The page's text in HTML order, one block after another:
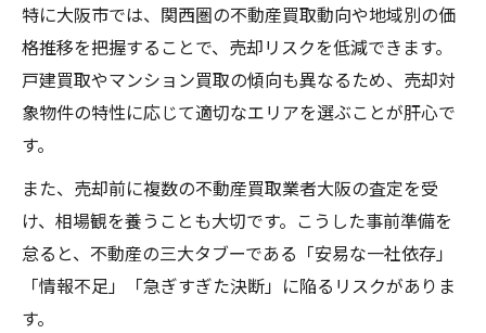
特に大阪市では、関西圏の不動産買取動向や地域別の価
格推移を把握することで、売却リスクを低減できます。
戸建買取やマンション買取の傾向も異なるため、売却対
象物件の特性に応じて適切なエリアを選ぶことが肝心で
す。
また、売却前に複数の不動産買取業者大阪の査定を受
け、相場観を養うことも大切です。こうした事前準備を
怠ると、不動産の三大タブーである「安易な一社依存」
「情報不足」「急ぎすぎた決断」に陥るリスクがありま
す。